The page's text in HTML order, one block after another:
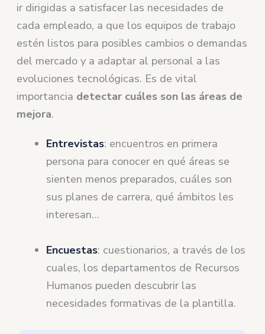
ir dirigidas a satisfacer las necesidades de
cada empleado, a que los equipos de trabajo
estén listos para posibles cambios o demandas
del mercado y a adaptar al personal a las
evoluciones tecnológicas. Es de vital
importancia detectar cuáles son las áreas de
mejora.
Entrevistas: encuentros en primera
persona para conocer en qué áreas se
sienten menos preparados, cuáles son
sus planes de carrera, qué ámbitos les
interesan…
Encuestas: cuestionarios, a través de los
cuales, los departamentos de Recursos
Humanos pueden descubrir las
necesidades formativas de la plantilla.